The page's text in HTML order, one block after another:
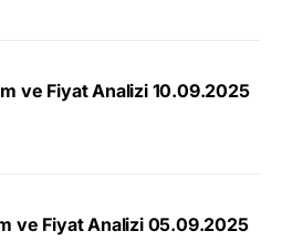
ve Fiyat Analizi 10.09.2025
ve Fiyat Analizi 05.09.2025